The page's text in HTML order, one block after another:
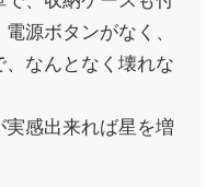
源ボタンがなく、
なんとなく壊れな
感出来れば星を増